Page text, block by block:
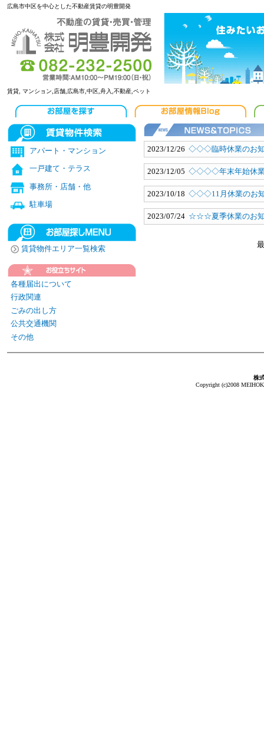
広島市中区を中心とした不動産賃貸の明豊開発
賃貸, マンション,店舗,広島市,中区,舟入,不動産,ペット
アパート・マンション
一戸建て・テラス
事務所・店舗・他
駐車場
賃貸物件エリア一覧検索
各種届出について
行政関連
ごみの出し方
公共交通機関
その他
2023/12/26 ◇◇◇臨時休業のお
2023/12/05 ◇◇◇◇年末年始休
2023/10/18 ◇◇◇11月休業のお
2023/07/24 ☆☆☆夏季休業のお
株
Copyright (c)2008